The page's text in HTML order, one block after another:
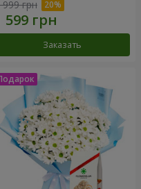
999 грн
Заказать